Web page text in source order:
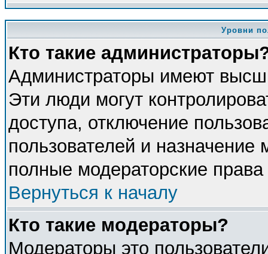
Уровни
Кто такие
Администраторы имеют
Эти люди могут
доступа, отключение
пользователей и
полные модераторские
Вернуться к началу
Кто такие модераторы?
Модераторы это